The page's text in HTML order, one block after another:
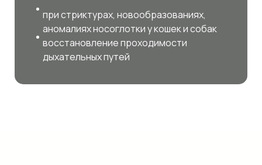
при стриктурах, новообразованиях,
аномалиях носоглотки у кошек и собак
восстановление проходимости
дыхательных путей